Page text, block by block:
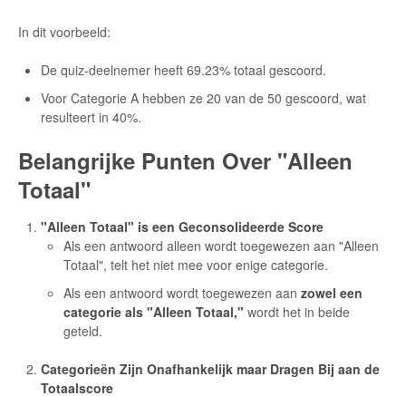
In dit voorbeeld:
De quiz-deelnemer heeft 69.23% totaal gescoord.
Voor Categorie A hebben ze 20 van de 50 gescoord, wat
resulteert in 40%.
Belangrijke Punten Over "Alleen
Totaal"
"Alleen Totaal" is een Geconsolideerde Score
Als een antwoord alleen wordt toegewezen aan "Alleen
Totaal", telt het niet mee voor enige categorie.
Als een antwoord wordt toegewezen aan zowel een
categorie als "Alleen Totaal," wordt het in beide
geteld.
Categorieën Zijn Onafhankelijk maar Dragen Bij aan de
Totaalscore